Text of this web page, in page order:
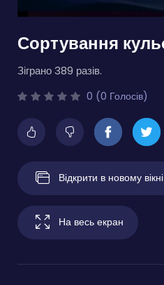
Сортування
Зіграно 389 разів.
0 (0 Голосів)
Відкрити в новому вікні
На весь екран